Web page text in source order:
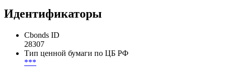
Идентификаторы
Cbonds ID
28307
Тип ценной бумаги по ЦБ РФ
***